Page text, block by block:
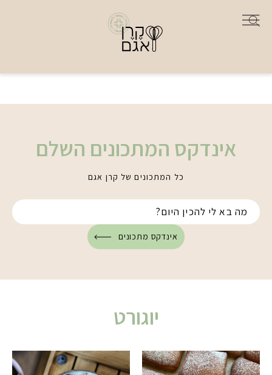
אינדקס המתכונים השלם
כל המתכונים של קרן אגם
אינדקס מתכונים
יוגורט